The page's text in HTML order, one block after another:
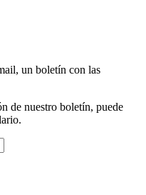
un boletín con las
de nuestro boletín, puede